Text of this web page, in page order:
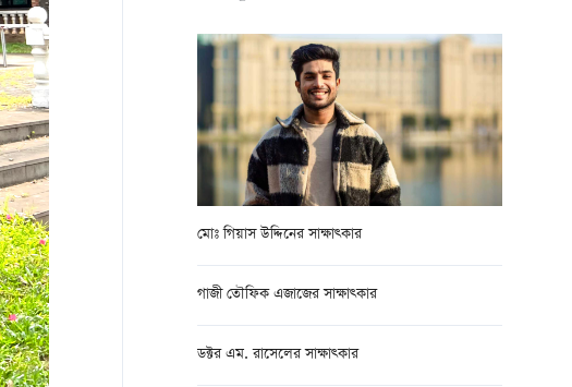
মোঃ গিয়াস উদ্দিনের সাক্ষাত্কার
গাজী তৌফিক এজাজের সাক্ষাত্কার
ডক্টর এম. রাসেলের সাক্ষাত্কার